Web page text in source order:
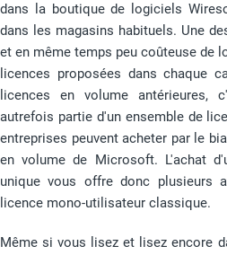
dans la boutique de logiciels
dans les magasins habituels. Une
et en même temps peu coûteuse de
licences proposées dans chaque
licences en volume antérieures,
autrefois partie d'un ensemble de
entreprises peuvent acheter par le
en volume de Microsoft. L'achat
unique vous offre donc plusieurs
licence mono-utilisateur classique.
Même si vous lisez et lisez encore